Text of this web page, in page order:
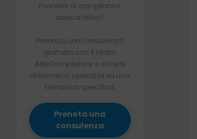
materia di compliance
assicurativa?
Prenota una consulenza
gratuita con il team
AssiCompliance e ottieni
chiarimenti operativi su una
tematica specifica.
Prenota una
consulenza